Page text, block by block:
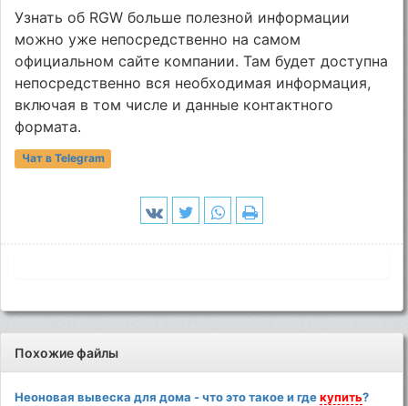
Узнать об RGW больше полезной информации
можно уже непосредственно на самом
официальном сайте компании. Там будет доступна
непосредственно вся необходимая информация,
включая в том числе и данные контактного
формата.
Чат в Telegram
Похожие файлы
Неоновая вывеска для дома - что это такое и гдекупить?